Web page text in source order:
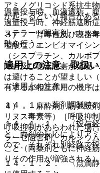
過量投与時、血液透析、
過量投与時、神経筋遮断
ステラーゼ阻害剤、カル
助を行う。
適用上の注意、取扱
（適用上の注意）
１４．１． 薬剤調製時
１４．１．１． 〈投与経
と、両剤の反応によりア
ので、それぞれ別経路で
１４．１．２． 〈点滴
アミノグリコシド系抗生
が起こるという報告があ
３）． 腎毒性及び聴器
塩酸塩、エンビオマイシ
（シスプラチン、カルボ
障害及び聴器障害が発現
は避けることが望ましい
有するが相互作用の機序は
４）． 麻酔剤、筋弛緩
リヌス毒素等）［呼吸抑
呼吸抑制があらわれた場
ラーゼ阻害剤、カルシウ
こと（両薬剤ともに神経
りその作用が増強される）